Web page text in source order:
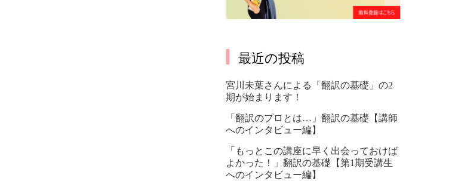
最近の投稿
宮川未葉さんによる「翻訳の基礎」の2
期が始まります！
「翻訳のプロとは…」翻訳の基礎【講師
へのインタビュー編】
「もっとこの講座に早く出会っておけば
よかった！」翻訳の基礎【第1期受講生
へのインタビュー編】